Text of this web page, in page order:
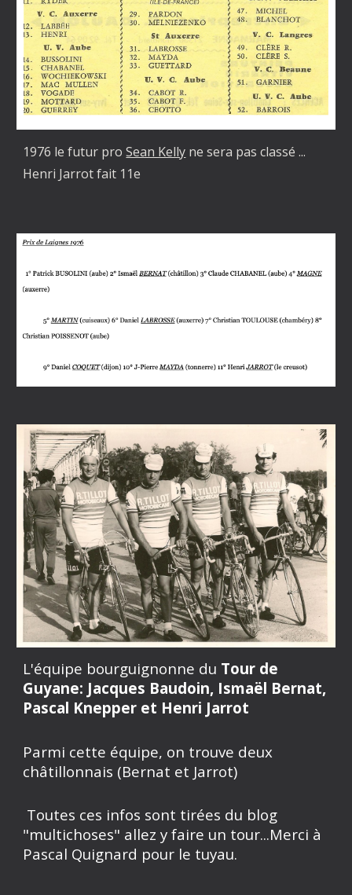
1976 le futur proSean Kelly ne sera pas classé ...
Henri Jarrot fait 11e
L'équipe bourguignonne du Tour de
Guyane: Jacques Baudoin, Ismaël Bernat,
Pascal Knepper et Henri Jarrot
Parmi cette équipe, on trouve deux
châtillonnais (Bernat et Jarrot)
Toutes ces infos sont tirées du blog
"multichoses" allez y faire un tour...Merci à
Pascal Quignard pour le tuyau.